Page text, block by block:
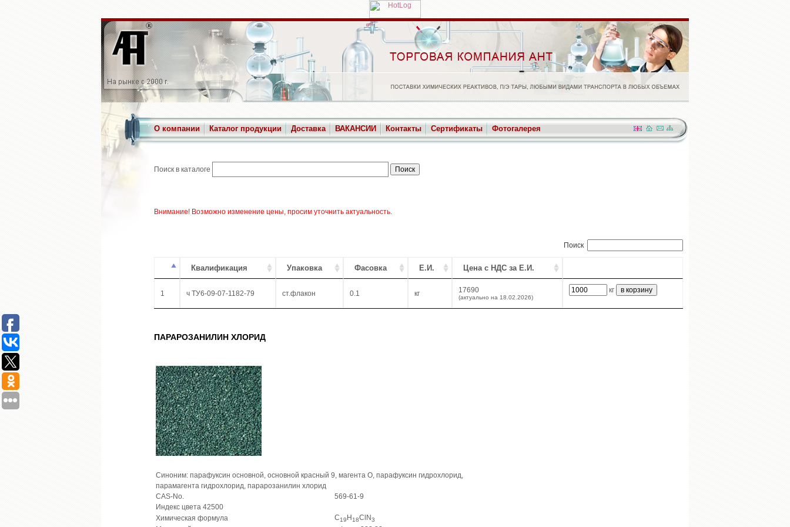
О компании Каталог продукции Доставка ВАКАНСИИ Контакты Сертификаты Фотогалерея
Поиск в каталоге
Внимание! Возможно изменение цены, просим уточнить актуальность.
Поиск
Квалификация Упаковка Фасовка Е.И. Цена с НДС за Е.И.
1 ч ТУ6-09-07-1182-79 ст.флакон 0.1 кг 17690
(актуально на 18.02.2026)
кг
ПАРАРОЗАНИЛИН ХЛОРИД
Синоним: парафуксин основной, основной красный 9, магента О, парафуксин гидрохлорид,
парамагента гидрохлорид, парарозанилин хлорид
CAS-No.
569-61-9
Индекс цвета 42500
Химическая формула
C19 H18ClN3